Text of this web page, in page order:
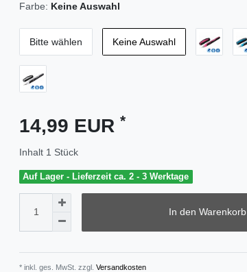
Farbe: Keine Auswahl
Bitte wählen Keine Auswahl
14,99 EUR *
Inhalt 1 Stück
Auf Lager - Lieferzeit ca. 2 - 3 Werktage
In den Warenkorb
* inkl. ges. MwSt. zzgl. Versandkosten